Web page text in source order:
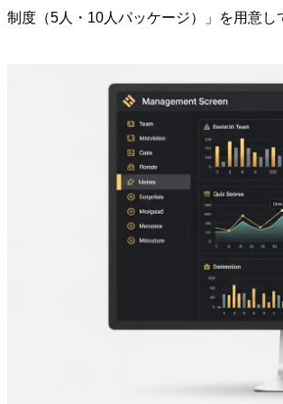
制度（5人・10人パッケージ）」を用意し